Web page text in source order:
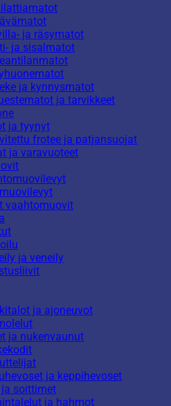
ja räsymatot
ja sisalmatot
ja kynnysmatot
ja tarvikkeet
ja tyynyt
frotee ja patjansuojat
ja varavuoteet
vaahtomuovit
ja veneily
ja ajoneuvot
ja nukenvaunut
ja keppihevoset
ja soittimet
ja hahmot